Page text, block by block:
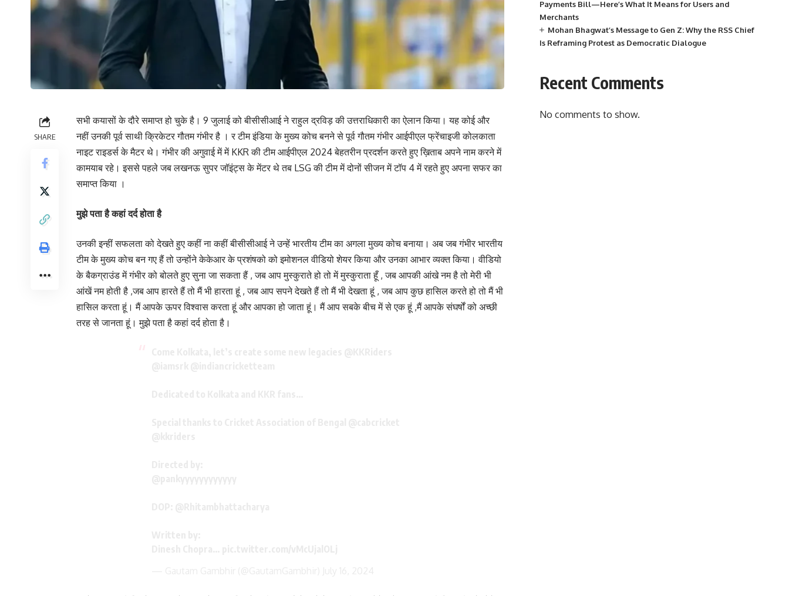
SHARE
सभी कयासों के दौरे समाप्त हो चुके है। 9 जुलाई को बीसीसीआई ने राहुल द्रविड़ की उत्तराधिकारी का ऐलान किया। यह कोई और
नहीं उनकी पूर्व साथी क्रिकेटर गौतम गंभीर है । र टीम इंडिया के मुख्य कोच बनने से पूर्व गौतम गंभीर आईपीएल फ्रेंचाइजी कोलकाता
नाइट राइडर्स के मैटर थे। गंभीर की अगुवाई में में KKR की टीम आईपीएल 2024 बेहतरीन प्रदर्शन करते हुए ख़िताब अपने नाम करने में
कामयाब रहे। इससे पहले जब लखनऊ सुपर जॉइंट्स के मेंटर थे तब LSG की टीम में दोनों सीजन में टॉप 4 में रहते हुए अपना सफर का
समाप्त किया ।
मुझे पता है कहां दर्द होता है
उनकी इन्हीं सफलता को देखते हुए कहीं ना कहीं बीसीसीआई ने उन्हें भारतीय टीम का अगला मुख्य कोच बनाया। अब जब गंभीर भारतीय
टीम के मुख्य कोच बन गए हैं तो उन्होंने केकेआर के प्रशंषको को इमोशनल वीडियो शेयर किया और उनका आभार व्यक्त किया। वीडियो
के बैकग्राउंड में गंभीर को बोलते हुए सुना जा सकता हैं , जब आप मुस्कुराते हो तो में मुस्कुराता हूँ , जब आपकी आंखे नम है तो मेरी भी
आंखें नम होती है ,जब आप हारते हैं तो मैं भी हारता हूं , जब आप सपने देखते हैं तो मैं भी देखता हूं , जब आप कुछ हासिल करते हो तो मैं भी
हासिल करता हूं। मैं आपके ऊपर विश्वास करता हूं और आपका हो जाता हूं। मैं आप सबके बीच में से एक हूं ,मैं आपके संघर्षों को अच्छी
तरह से जानता हूं। मुझे पता है कहां दर्द होता है।
Payments Bill—Here’s What It Means for Users and
Merchants
Mohan Bhagwat’s Message to Gen Z: Why the RSS Chief
Is Reframing Protest as Democratic Dialogue
Recent Comments
No comments to show.